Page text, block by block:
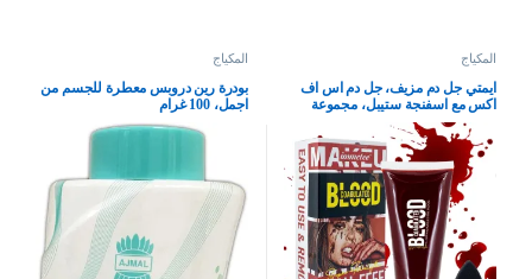
المكياج
ايمتي جل دم مزيف، جل دم اس اف
اكس مع اسفنجة ستيبل، مجموعة
مكياج دم مزيف اس اف اكس للتخثر
في مرحلة الهالوين، مكياج الوجه
والجسم 55 غرام
المكياج
بودرة رين دروبس معطرة للجسم من
اجمل، 100 غرام